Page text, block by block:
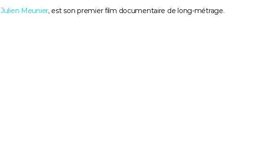
Julien Meunier, est son premier film documentaire de long-métrage.